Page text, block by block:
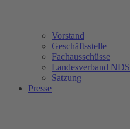
Vorstand
Geschäftsstelle
Fachausschüsse
Landesverband NDS
Satzung
Presse